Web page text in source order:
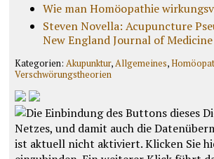
Wie man Homöopathie
Steven Novella: Acupuncture
New England Journal of Medicine
Kategorien: Akupunktur,Allgemeines,
Verschwörungstheorien